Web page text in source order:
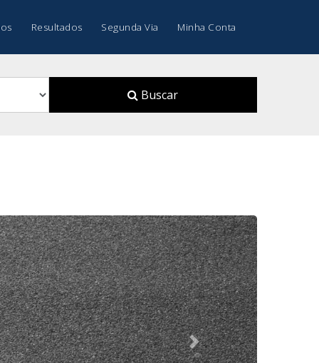
Resultados Segunda Via Minha Conta
Buscar
Next